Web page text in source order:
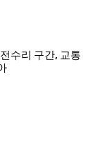
수리 구간, 교통